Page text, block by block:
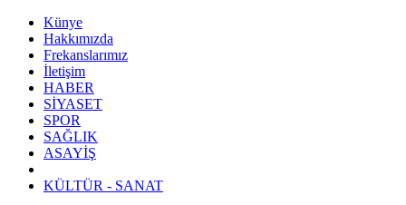
Künye
Hakkımızda
Frekanslarımız
İletişim
HABER
SİYASET
SPOR
SAĞLIK
ASAYİŞ
KÜLTÜR - SANAT